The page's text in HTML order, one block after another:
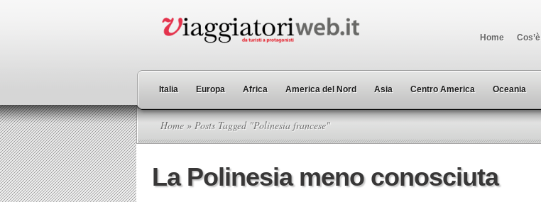
Home Cos’è
Italia Europa Africa America del Nord Asia Centro America Oceania
Home » Posts Tagged "Polinesia francese"
La Polinesia meno conosciuta